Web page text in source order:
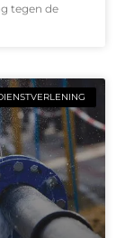
tegen de